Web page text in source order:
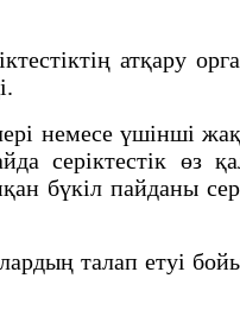
атқару
немесе үшiншi
серiктестiк өз
бүкiл пайданы
талап етуi